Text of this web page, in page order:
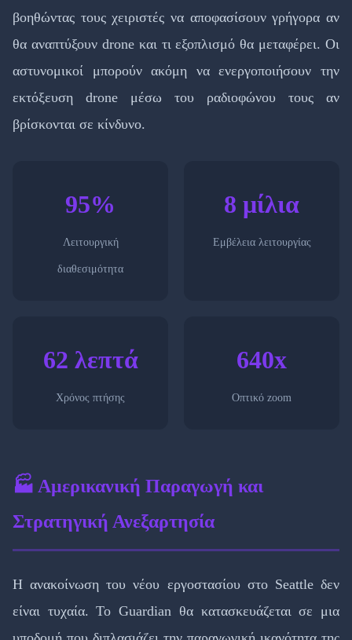
βοηθώντας τους χειριστές να αποφασίσουν γρήγορα αν
θα αναπτύξουν drone και τι εξοπλισμό θα μεταφέρει. Οι
αστυνομικοί μπορούν ακόμη να ενεργοποιήσουν την
εκτόξευση drone μέσω του ραδιοφώνου τους αν
βρίσκονται σε κίνδυνο.
95%
Λειτουργική
διαθεσιμότητα
8 μίλια
Εμβέλεια λειτουργίας
62 λεπτά
Χρόνος πτήσης
640x
Οπτικό zoom
🏭 Αμερικανική Παραγωγή και
Στρατηγική Ανεξαρτησία
Η ανακοίνωση του νέου εργοστασίου στο Seattle δεν
είναι τυχαία. Το Guardian θα κατασκευάζεται σε μια